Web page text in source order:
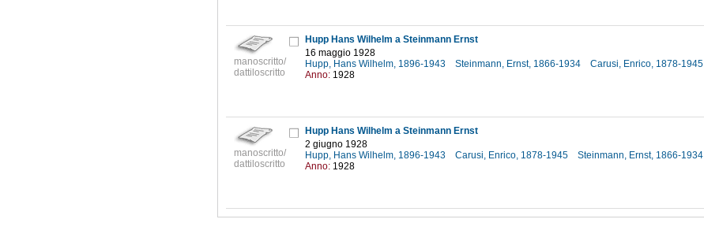
manoscritto/
dattiloscritto
Hupp Hans Wilhelm a Steinmann Ernst
16 maggio 1928
Hupp, Hans Wilhelm, 1896-1943
Steinmann, Ernst, 1866-1934 Carusi, Enrico, 1878-1945
Anno: 1928
manoscritto/
dattiloscritto
Hupp Hans Wilhelm a Steinmann Ernst
2 giugno 1928
Hupp, Hans Wilhelm, 1896-1943
Carusi, Enrico, 1878-1945 Steinmann, Ernst, 1866-1934
Anno: 1928